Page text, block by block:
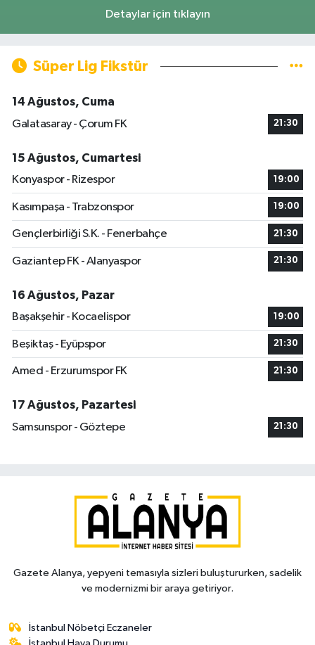
Detaylar için tıklayın
Süper Lig Fikstür
14 Ağustos, Cuma
Galatasaray - Çorum FK
21:30
15 Ağustos, Cumartesi
Konyaspor - Rizespor
19:00
Kasımpaşa - Trabzonspor 19:00
Gençlerbirliği S.K. - Fenerbahçe 21:30
Gaziantep FK - Alanyaspor 21:30
16 Ağustos, Pazar
Başakşehir - Kocaelispor
19:00
Beşiktaş - Eyüpspor 21:30
Amed - Erzurumspor FK 21:30
17 Ağustos, Pazartesi
Samsunspor - Göztepe
21:30
Gazete Alanya, yepyeni temasıyla sizleri buluştururken, sadelik
ve modernizmi bir araya getiriyor.
İstanbul Nöbetçi Eczaneler
İstanbul Hava Durumu